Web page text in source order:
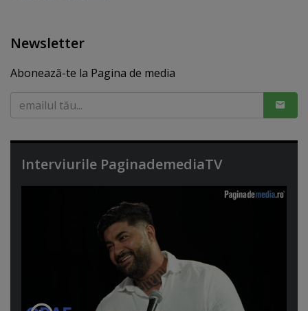
Newsletter
Abonează-te la Pagina de media
Interviurile PaginademediaTV